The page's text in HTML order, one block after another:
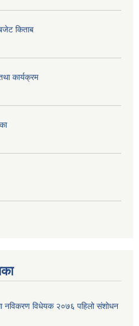
किताब
कार्यक्रम
नविकरण विधेयक २०७६ पहिलो संशोधन